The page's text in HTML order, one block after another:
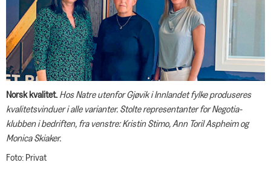
Norsk kvalitet. Hos Natre utenfor Gjøvik i Innlandet fylke produseres
kvalitetsvinduer i alle varianter. Stolte representanter for Negotia-
klubben i bedriften, fra venstre: Kristin Stimo, Ann Toril Aspheim og
Monica Skiaker.
Foto: Privat